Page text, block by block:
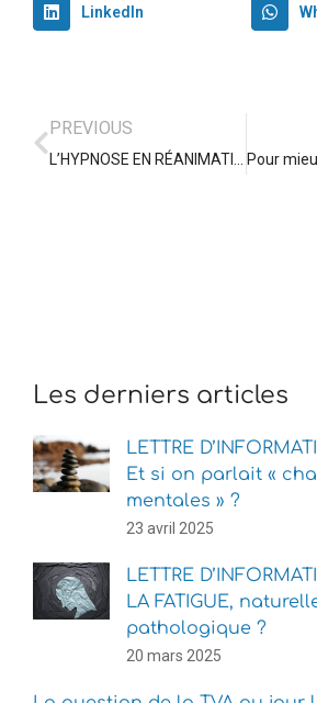
LinkedIn
PREVIOUS
Les derniers articles
LETTRE
Et si on parlait «
mentales » ?
23 avril 2025
LETTRE
LA FATIGUE,
pathologique ?
20 mars 2025